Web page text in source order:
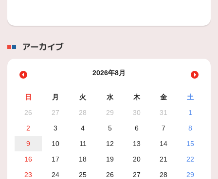
アーカイブ
2026年8月
日 月 火 水 木 金
土
26
27 28 29 30 31
1
2
3 4 5 6 7
8
9
10 11 12 13 14
15
16
17 18 19 20 21
22
23
24 25 26 27 28
29